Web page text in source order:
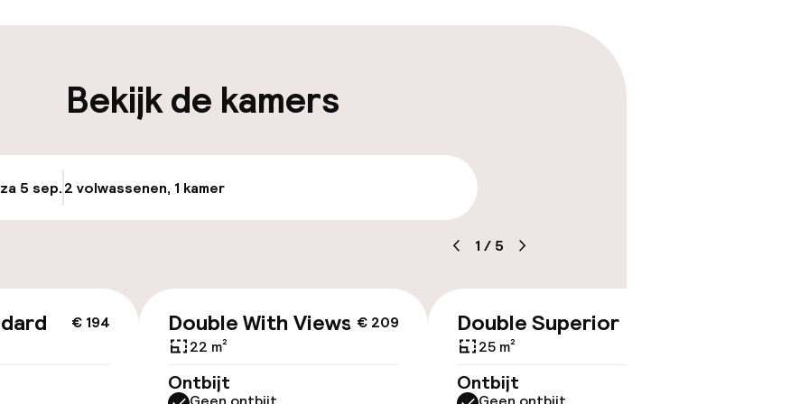
op eigen
Bekijk de kamers
5 sep.2 volwassenen, 1 kamer
1 / 5
€ 194 € 209
Double With Views
22 m²
Ontbijt
Double Superior
25 m²
Ontbijt